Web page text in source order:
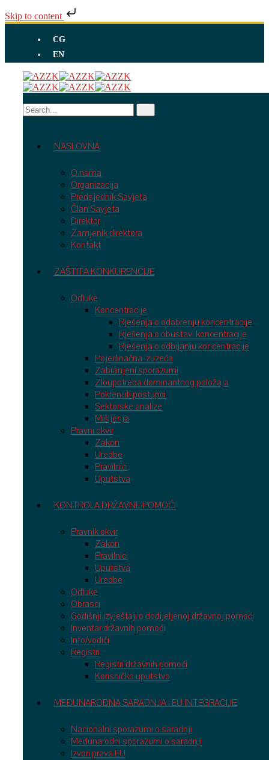
Skip to content
CG
EN
NASLOVNA
O nama
Organizacija
Predsjednik Savjeta
Član Savjeta
Direktor
Zamjenik direktora
Kontakt
ZAŠTITA KONKURENCIJE
Odluke
Koncentracije
Rješenja o odobrenju koncentracije
Rješenja o obustavi koncentracije
Rješenja o odbijanju koncentracije
Pojedinačna izuzeća
Zabranjeni sporazumi
Zloupotreba dominantnog položaja
Pokrenuti postupci
Sektorske analize
Mišljenja
Pravni okvir
Zakon
Uredbe
Pravilnici
Uputstva
KONTROLA DRŽAVNE POMOĆI
Pravnik okvir
Zakon
Pravilnici
Uputstva
Uredbe
Odluke
Obrasci
Godišnji izvještaji o dodijeljenoj državnoj pomoći
Inventar državnih pomoći
Info/vodiči
Registri
Registri državnih pomoći
Korisničko uputstvo
MEĐUNARODNA SARADNJA I EU INTEGRACIJE
Nacionalni sporazumi o saradnji
Međunarodni sporazumi o saradnji
Izvori prava EU